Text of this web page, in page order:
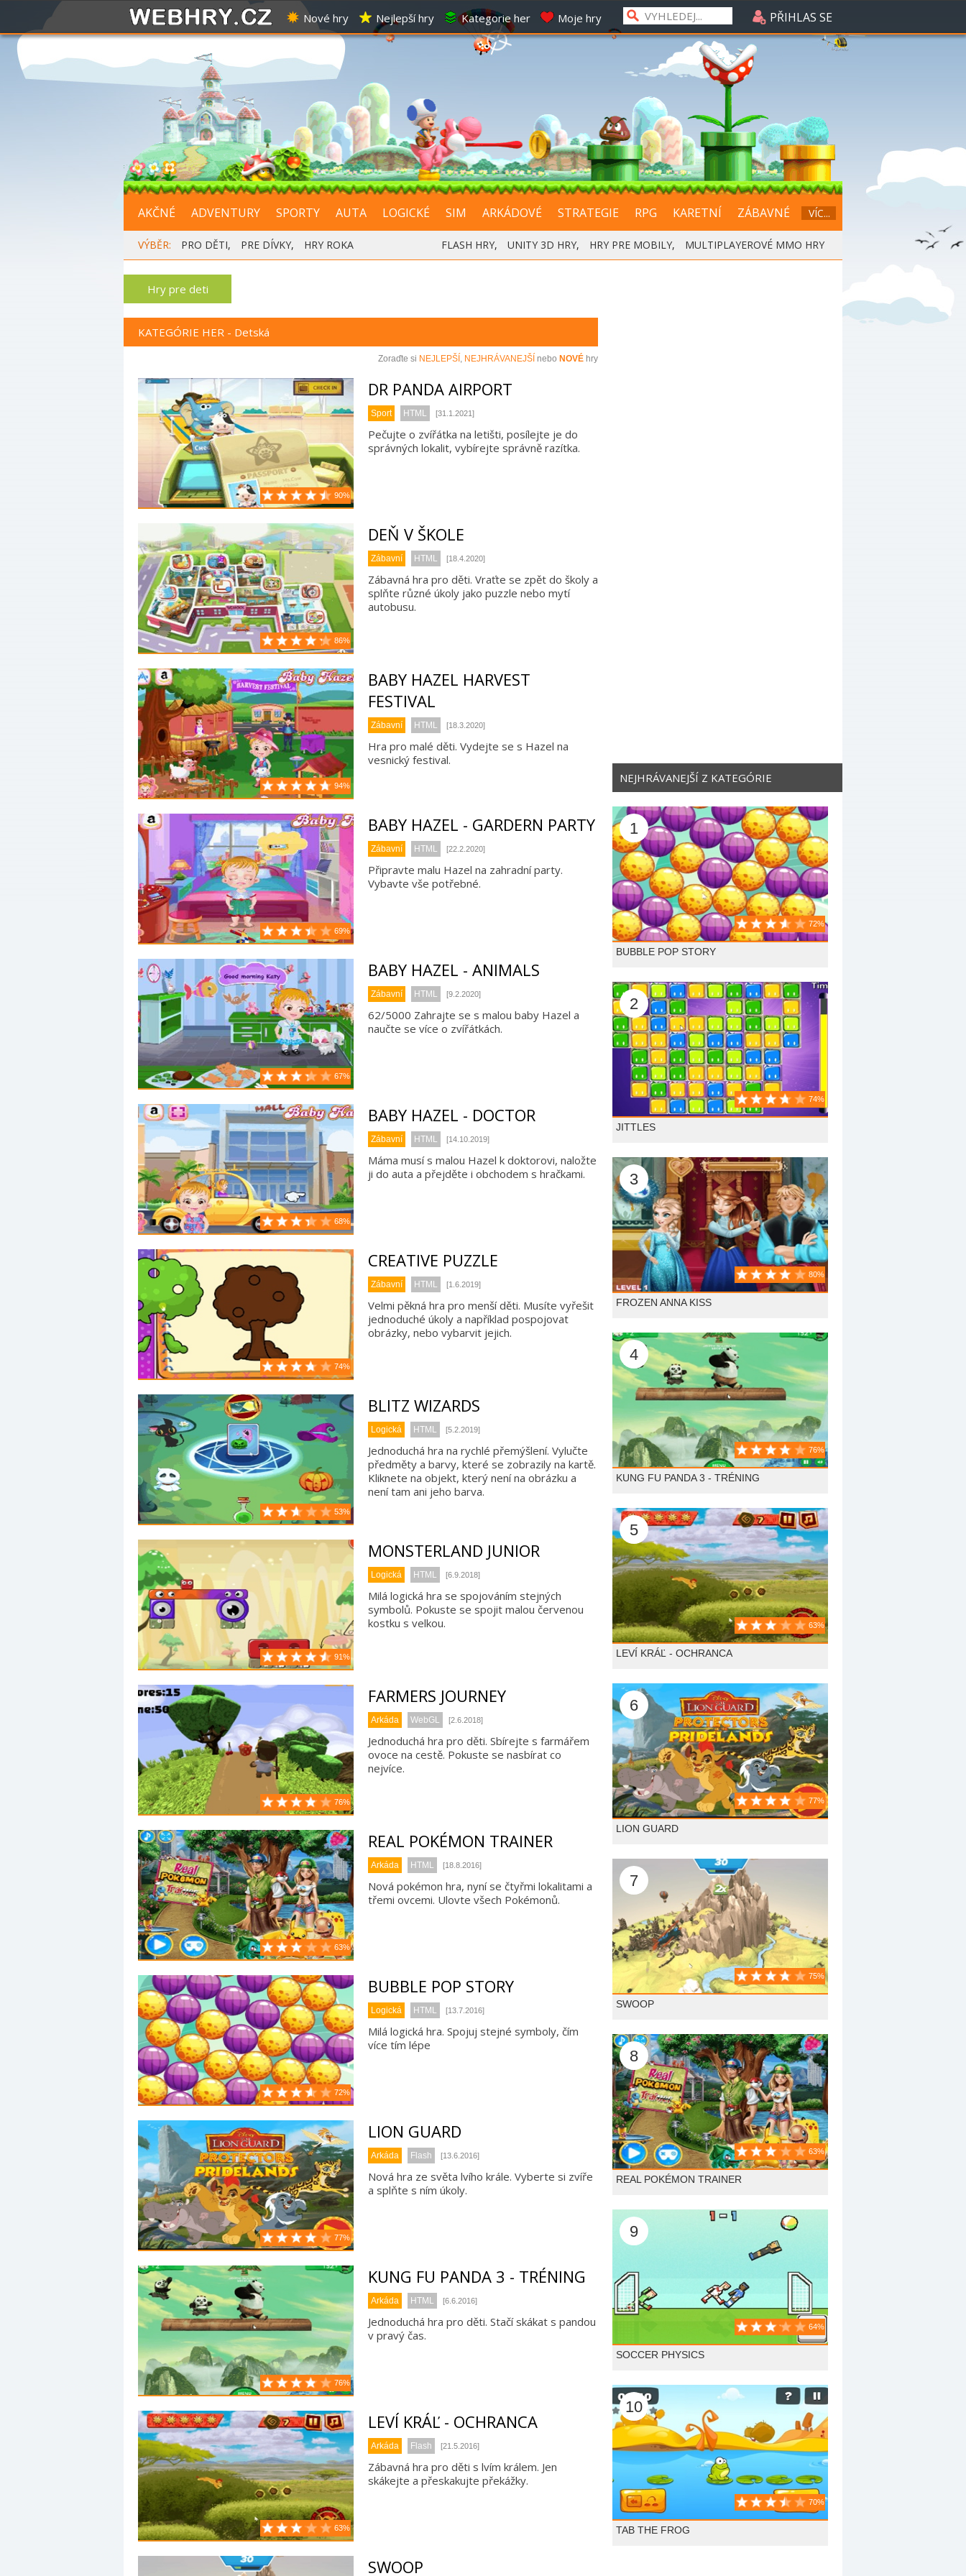
Nové hry Nejlepší hry Kategorie her Moje hry PŘIHLAS SE
AKČNÉ ADVENTURY SPORTY AUTA LOGICKÉ SIM ARKÁDOVÉ STRATEGIE RPG KARETNÍ ZÁBAVNÉ VÍC...
VÝBĚR: PRO DĚTI, PRE DÍVKY, HRY ROKA FLASH HRY, UNITY 3D HRY, HRY PRE MOBILY, MULTIPLAYEROVÉ MMO HRY
Hry pre deti
KATEGÓRIE HER - Detská
Zoraďte si NEJLEPŠÍ , NEJHRÁVANEJŠÍ nebo NOVÉ hry
90%
DR PANDA AIRPORT
Sport HTML [31.1.2021]
Pečujte o zvířátka na letišti, posílejte je do
správných lokalit, vybírejte správně razítka.
86%
DEŇ V ŠKOLE
Zábavní HTML [18.4.2020]
Zábavná hra pro děti. Vraťte se zpět do školy a
splňte různé úkoly jako puzzle nebo mytí
autobusu.
94%
BABY HAZEL HARVEST
FESTIVAL
Zábavní HTML [18.3.2020]
Hra pro malé děti. Vydejte se s Hazel na
vesnický festival.
69%
BABY HAZEL - GARDERN PARTY
Zábavní HTML [22.2.2020]
Připravte malu Hazel na zahradní party.
Vybavte vše potřebné.
67%
BABY HAZEL - ANIMALS
Zábavní HTML [9.2.2020]
62/5000 Zahrajte se s malou baby Hazel a
naučte se více o zvířátkách.
68%
BABY HAZEL - DOCTOR
Zábavní HTML [14.10.2019]
Máma musí s malou Hazel k doktorovi, naložte
ji do auta a přejděte i obchodem s hračkami.
74%
CREATIVE PUZZLE
Zábavní HTML [1.6.2019]
Velmi pěkná hra pro menší děti. Musíte vyřešit
jednoduché úkoly a například pospojovat
obrázky, nebo vybarvit jejich.
53%
BLITZ WIZARDS
Logická HTML [5.2.2019]
Jednoduchá hra na rychlé přemýšlení. Vylučte
předměty a barvy, které se zobrazily na kartě.
Kliknete na objekt, který není na obrázku a
není tam ani jeho barva.
91%
MONSTERLAND JUNIOR
Logická HTML [6.9.2018]
Milá logická hra se spojováním stejných
symbolů. Pokuste se spojit malou červenou
kostku s velkou.
76%
FARMERS JOURNEY
Arkáda WebGL [2.6.2018]
Jednoduchá hra pro děti. Sbírejte s farmářem
ovoce na cestě. Pokuste se nasbírat co
nejvíce.
63%
REAL POKÉMON TRAINER
Arkáda HTML [18.8.2016]
Nová pokémon hra, nyní se čtyřmi lokalitami a
třemi ovcemi. Ulovte všech Pokémonů.
72%
BUBBLE POP STORY
Logická HTML [13.7.2016]
Milá logická hra. Spojuj stejné symboly, čím
více tím lépe
77%
LION GUARD
Arkáda Flash [13.6.2016]
Nová hra ze světa lvího krále. Vyberte si zvíře
a splňte s ním úkoly.
76%
KUNG FU PANDA 3 - TRÉNING
Arkáda HTML [6.6.2016]
Jednoduchá hra pro děti. Stačí skákat s pandou
v pravý čas.
63%
LEVÍ KRÁĽ - OCHRANCA
Arkáda Flash [21.5.2016]
Zábavná hra pro děti s lvím králem. Jen
skákejte a přeskakujte překážky.
SWOOP
NEJHRÁVANEJŠÍ Z KATEGÓRIE
1
72%
BUBBLE POP STORY
2
74%
JITTLES
3
80%
FROZEN ANNA KISS
4
76%
KUNG FU PANDA 3 - TRÉNING
5
63%
LEVÍ KRÁĽ - OCHRANCA
6
77%
LION GUARD
7
75%
SWOOP
8
63%
REAL POKÉMON TRAINER
9
64%
SOCCER PHYSICS
10
70%
TAB THE FROG